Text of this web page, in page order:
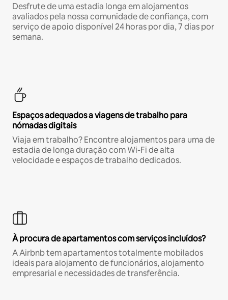
Desfrute de uma estadia longa em alojamentos
avaliados pela nossa comunidade de confiança, com
serviço de apoio disponível 24 horas por dia, 7 dias por
semana.
Espaços adequados a viagens de trabalho para
nómadas digitais
Viaja em trabalho? Encontre alojamentos para uma de
estadia de longa duração com Wi-Fi de alta
velocidade e espaços de trabalho dedicados.
À procura de apartamentos com serviços incluídos?
A Airbnb tem apartamentos totalmente mobilados
ideais para alojamento de funcionários, alojamento
empresarial e necessidades de transferência.